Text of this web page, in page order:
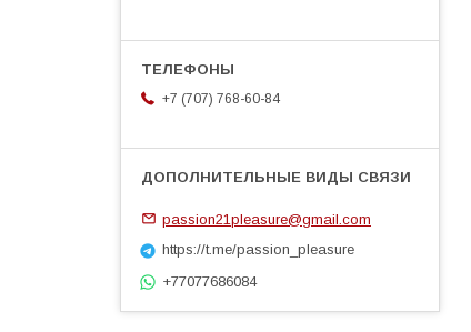
+7 (707) 768-60-84
passion21pleasure@gmail.com
https://t.me/passion_pleasure
+77077686084